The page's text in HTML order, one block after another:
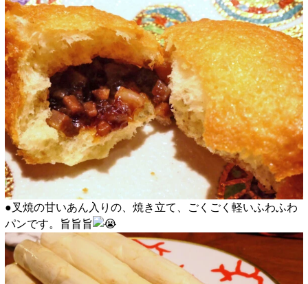
●叉焼の甘いあん入りの、焼き立て、ごくごく軽いふわふわ
パンです。旨旨旨